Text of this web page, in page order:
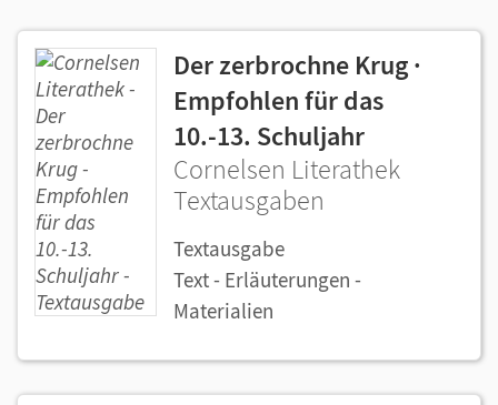
Der zerbrochne Krug ·
Empfohlen für das
10.-13. Schuljahr
Cornelsen Literathek
Textausgaben
Textausgabe
Text - Erläuterungen -
Materialien